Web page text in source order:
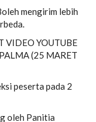
mengirim lebih
VIDEO YOUTUBE
(25 MARET
peserta pada 2
oleh Panitia